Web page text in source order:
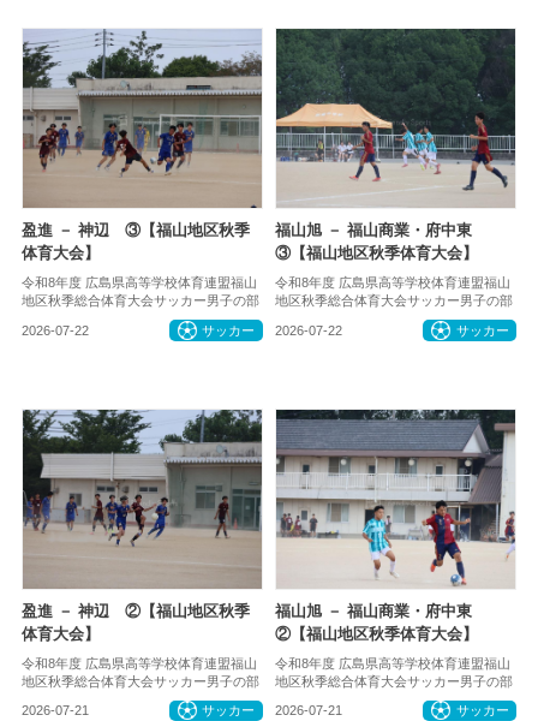
盈進 － 神辺 ③【福山地区秋季
体育大会】
令和8年度 広島県高等学校体育連盟福山
地区秋季総合体育大会サッカー男子の部
2026-07-22 サッカー
福山旭 － 福山商業・府中東
③【福山地区秋季体育大会】
令和8年度 広島県高等学校体育連盟福山
地区秋季総合体育大会サッカー男子の部
2026-07-22 サッカー
盈進 － 神辺 ②【福山地区秋季
体育大会】
令和8年度 広島県高等学校体育連盟福山
地区秋季総合体育大会サッカー男子の部
2026-07-21 サッカー
福山旭 － 福山商業・府中東
②【福山地区秋季体育大会】
令和8年度 広島県高等学校体育連盟福山
地区秋季総合体育大会サッカー男子の部
2026-07-21 サッカー